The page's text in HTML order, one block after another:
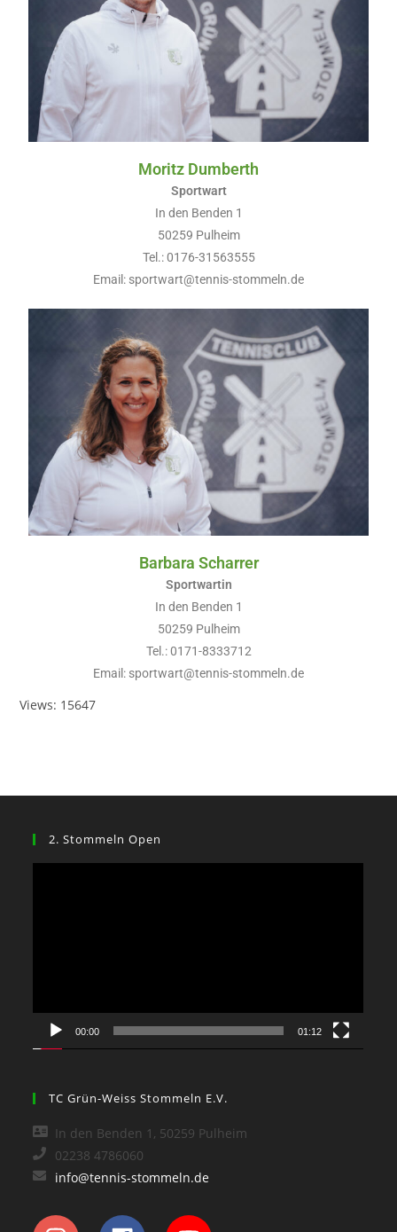
Moritz Dumberth
Sportwart
In den Benden 1
50259 Pulheim
Tel.: 0176-31563555
Email: sportwart@tennis-stommeln.de
Barbara Scharrer
Sportwartin
In den Benden 1
50259 Pulheim
Tel.: 0171-8333712
Email: sportwart@tennis-stommeln.de
Views: 15647
2. Stommeln Open
00:00 01:12
TC Grün-Weiss Stommeln E.V.
In den Benden 1, 50259 Pulheim
02238 4786060
info@tennis-stommeln.de